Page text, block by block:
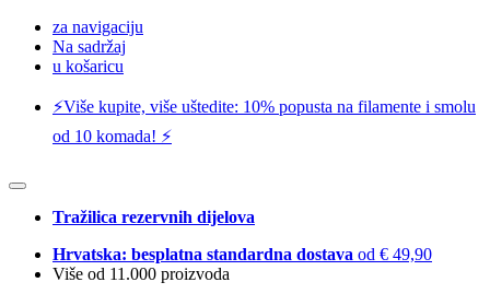
za navigaciju
Na sadržaj
u košaricu
⚡️Više kupite, više uštedite: 10% popusta na filamente i smolu
od 10 komada! ⚡️
Tražilica rezervnih dijelova
Hrvatska: besplatna standardna dostava od € 49,90
Više od 11.000 proizvoda